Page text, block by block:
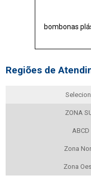
bombonas
Regiões de
ZONA
ABCD
Zona
Zona